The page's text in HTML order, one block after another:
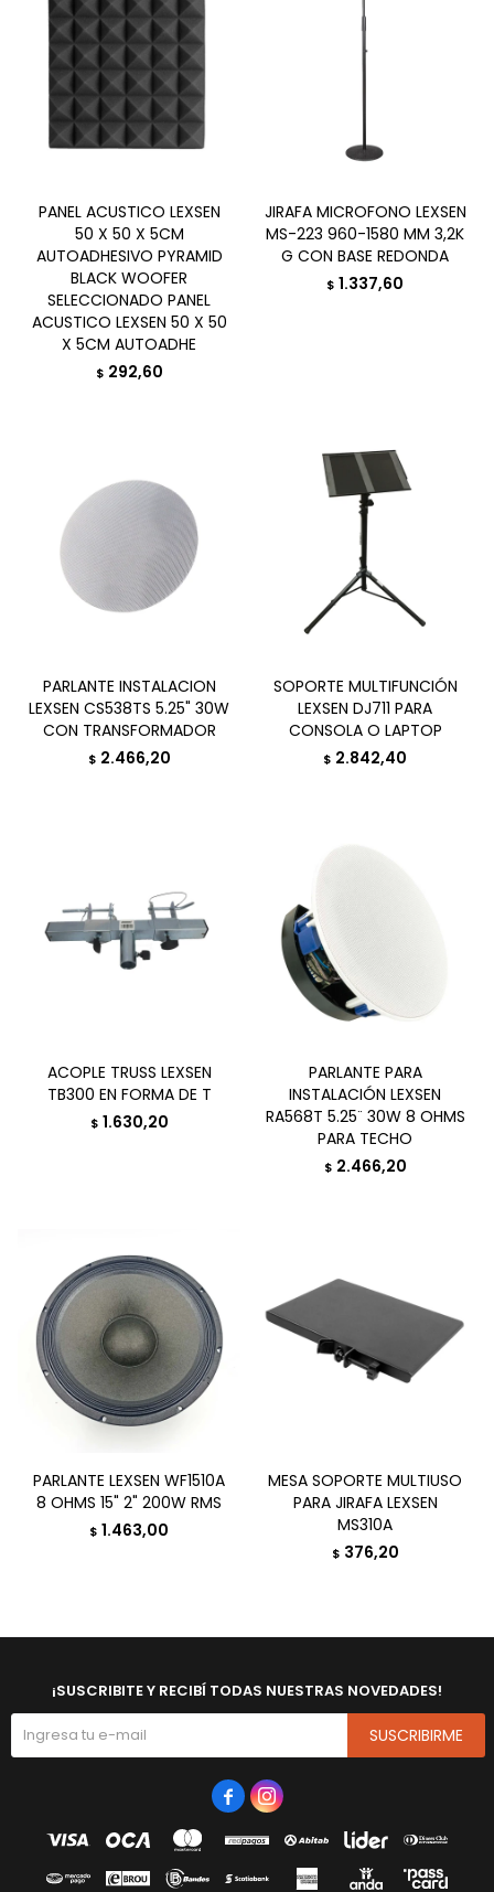
PANEL ACUSTICO LEXSEN
50 X 50 X 5CM
AUTOADHESIVO PYRAMID
BLACK WOOFER
SELECCIONADO PANEL
ACUSTICO LEXSEN 50 X 50
X 5CM AUTOADHE
$ 292,60
JIRAFA MICROFONO LEXSEN
MS-223 960-1580 MM 3,2K
G CON BASE REDONDA
$ 1.337,60
PARLANTE INSTALACION
LEXSEN CS538TS 5.25" 30W
CON TRANSFORMADOR
$ 2.466,20
SOPORTE MULTIFUNCIÓN
LEXSEN DJ711 PARA
CONSOLA O LAPTOP
$ 2.842,40
ACOPLE TRUSS LEXSEN
TB300 EN FORMA DE T
$ 1.630,20
PARLANTE PARA
INSTALACIÓN LEXSEN
RA568T 5.25¨ 30W 8 OHMS
PARA TECHO
$ 2.466,20
PARLANTE LEXSEN WF1510A
8 OHMS 15" 2" 200W RMS
$ 1.463,00
MESA SOPORTE MULTIUSO
PARA JIRAFA LEXSEN
MS310A
$ 376,20
¡SUSCRIBITE Y RECIBÍ TODAS NUESTRAS NOVEDADES!
SUSCRIBIRME
 